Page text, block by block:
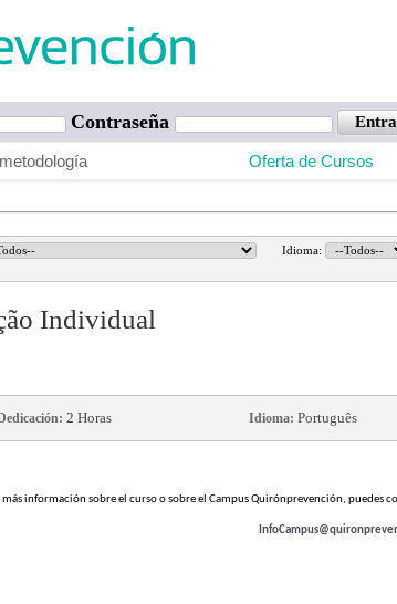
Contraseña
Oferta de Cursos
Idioma:
Individual
2 Horas Idioma: Português
más información sobre el curso o sobre el Campus Quirónprevención, puedes